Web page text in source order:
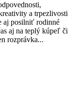
a trpezlivosti
aj posilniť rodinné
aj na teplý kúpeľ či
rozprávka...